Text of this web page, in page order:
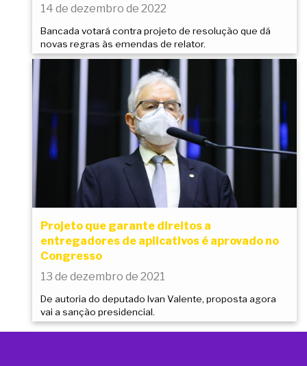
14 de dezembro de 2022
Bancada votará contra projeto de resolução que dá
novas regras às emendas de relator.
Projeto que garante direitos a
entregadores de aplicativos é aprovado no
Congresso
13 de dezembro de 2021
De autoria do deputado Ivan Valente, proposta agora
vai a sanção presidencial.